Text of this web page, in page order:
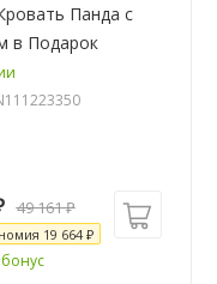
Панда с
в Подарок
49 161₽
19 664₽